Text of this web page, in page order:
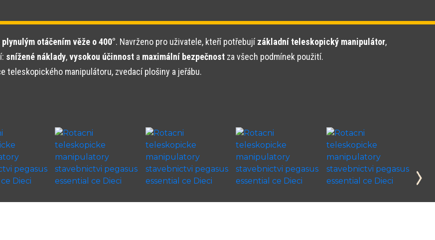
otáčením věže o 400°. Navrženo pro uživatele, kteří potřebujízákladní teleskopický manipulátor,
snížené náklady,vysokou účinnost a maximální bezpečnost za všech podmínek použití.
teleskopického manipulátoru, zvedací plošiny a jeřábu.